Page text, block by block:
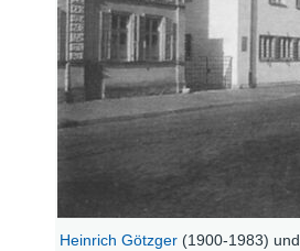
Heinrich Götzger(1900-1983) und